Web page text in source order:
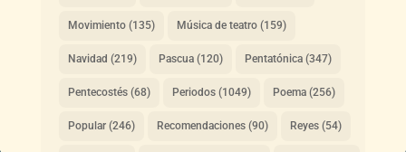
Movimiento(135) Música de teatro(159)
Navidad (219) Pascua(120) Pentatónica(347)
Pentecostés(68) Periodos(1049) Poema(256)
Popular(246) Recomendaciones(90) Reyes(54)